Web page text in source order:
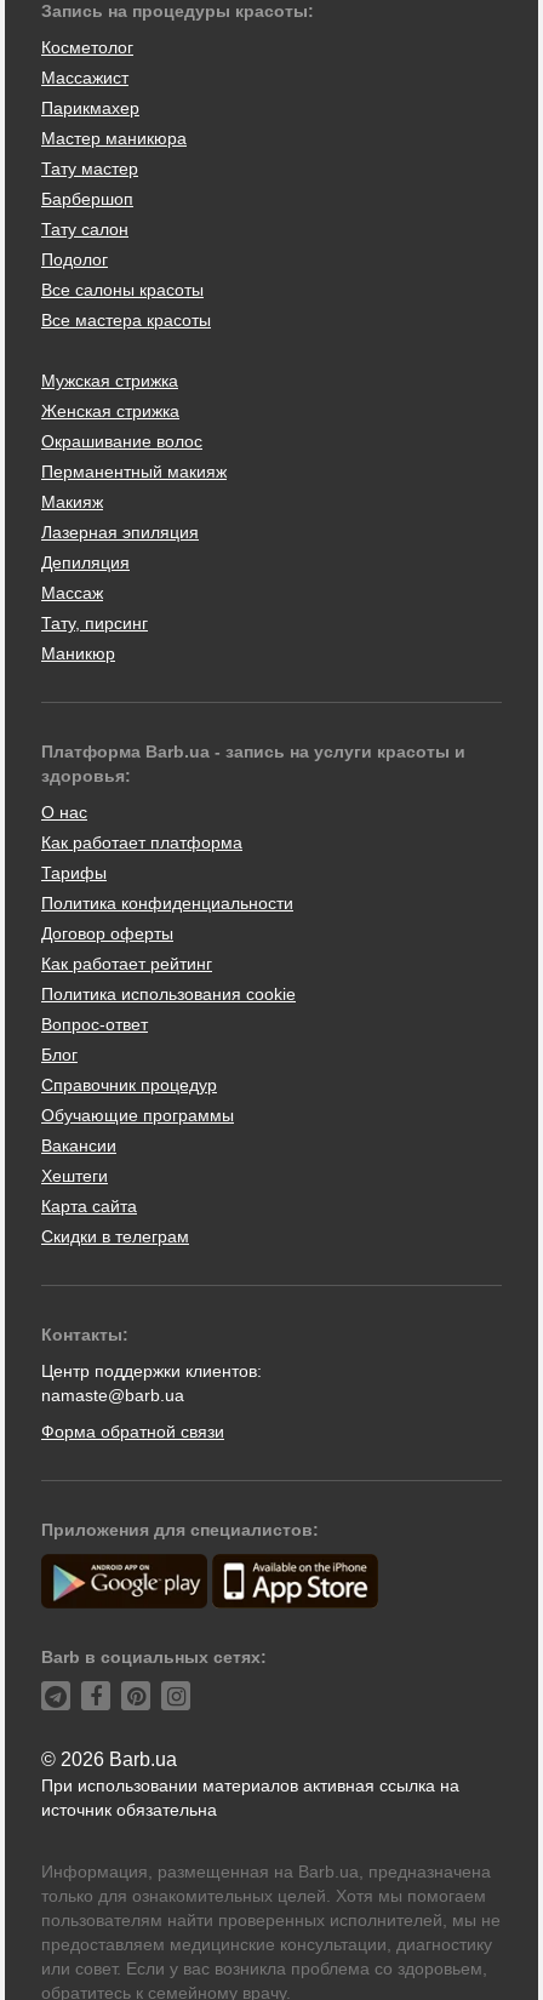
Запись на процедуры красоты:
Косметолог
Массажист
Парикмахер
Мастер маникюра
Тату мастер
Барбершоп
Тату салон
Подолог
Все салоны красоты
Все мастера красоты
Мужская стрижка
Женская стрижка
Окрашивание волос
Перманентный макияж
Макияж
Лазерная эпиляция
Депиляция
Массаж
Тату, пирсинг
Маникюр
Платформа Barb.ua - запись на услуги красоты и
здоровья:
О нас
Как работает платформа
Тарифы
Политика конфиденциальности
Договор оферты
Как работает рейтинг
Политика использования cookie
Вопрос-ответ
Блог
Справочник процедур
Обучающие программы
Вакансии
Хештеги
Карта сайта
Скидки в телеграм
Контакты:
Центр поддержки клиентов:
namaste@barb.ua
Форма обратной связи
Приложения для специалистов:
Barb в социальных сетях:
© 2026 Barb.ua
При использовании материалов активная ссылка на
источник обязательна
Информация, размещенная на Barb.ua, предназначена
только для ознакомительных целей. Хотя мы помогаем
пользователям найти проверенных исполнителей, мы не
предоставляем медицинские консультации, диагностику
или совет. Если у вас возникла проблема со здоровьем,
обратитесь к семейному врачу.